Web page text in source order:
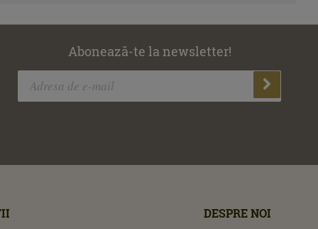
Abonează-te la newsletter!
DESPRE NOI